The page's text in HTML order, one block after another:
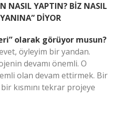
NASIL YAPTIN? BİZ NASIL
DİYOR
olarak görüyor musun?
öyleyim bir yandan.
devamı önemli. O
olan devam ettirmek. Bir
kısmını tekrar projeye